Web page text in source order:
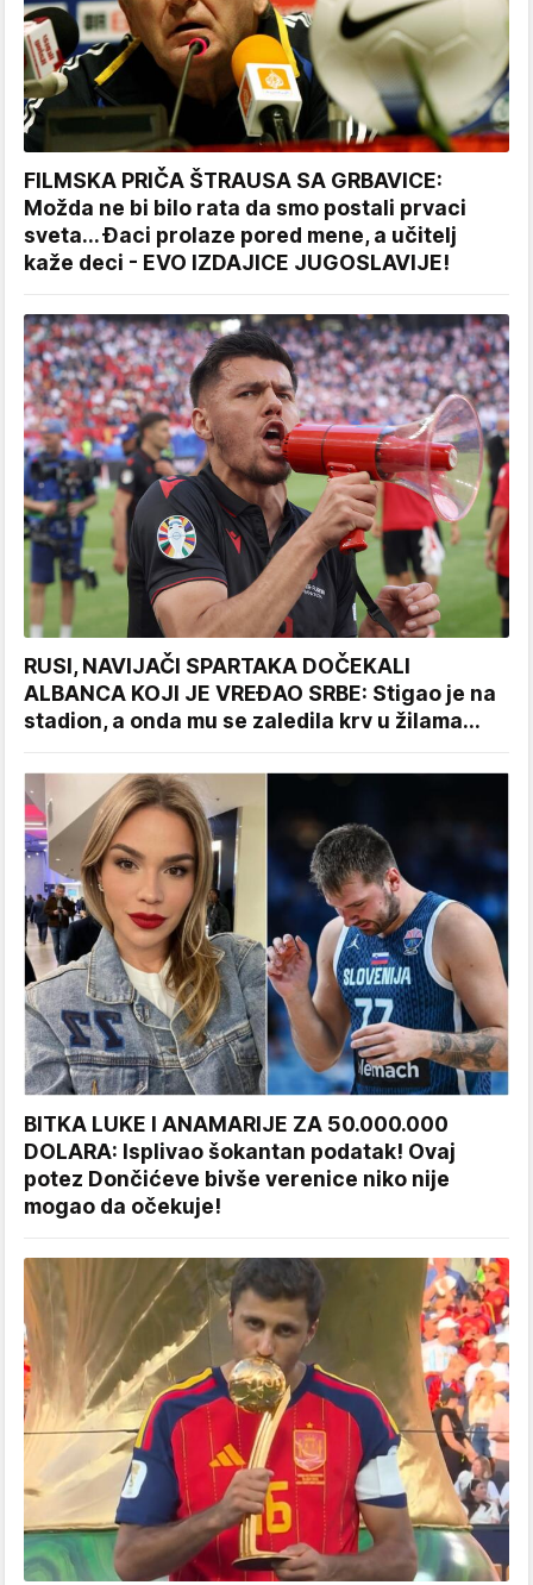
FILMSKA PRIČA ŠTRAUSA SA GRBAVICE:
Možda ne bi bilo rata da smo postali prvaci
sveta... Đaci prolaze pored mene, a učitelj
kaže deci - EVO IZDAJICE JUGOSLAVIJE!
RUSI, NAVIJAČI SPARTAKA DOČEKALI
ALBANCA KOJI JE VREĐAO SRBE: Stigao je na
stadion, a onda mu se zaledila krv u žilama...
BITKA LUKE I ANAMARIJE ZA 50.000.000
DOLARA: Isplivao šokantan podatak! Ovaj
potez Dončićeve bivše verenice niko nije
mogao da očekuje!